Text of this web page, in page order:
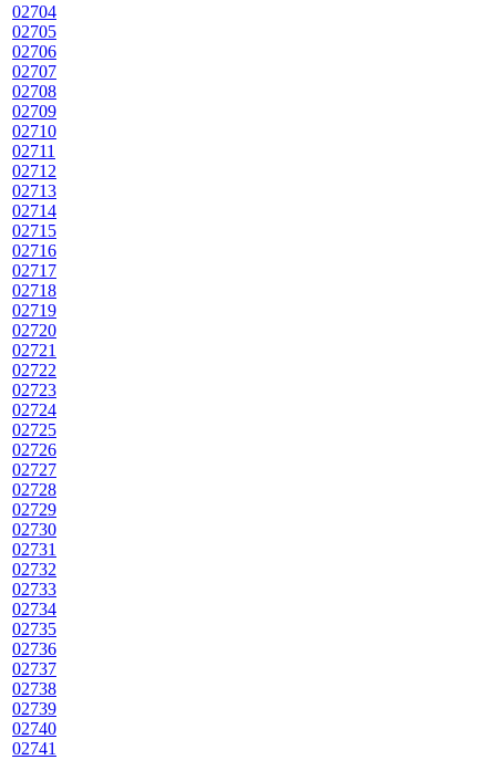
02704
02705
02706
02707
02708
02709
02710
02711
02712
02713
02714
02715
02716
02717
02718
02719
02720
02721
02722
02723
02724
02725
02726
02727
02728
02729
02730
02731
02732
02733
02734
02735
02736
02737
02738
02739
02740
02741